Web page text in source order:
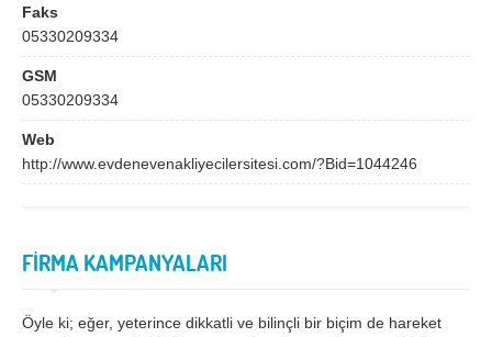
Denizli
Elazığ
Erzurum
Gaziantep Giresun
Hatay Iğdır
Faks
05330209334
GSM
05330209334
Web
http://www.evdenevenakliyecilersitesi.com/?Bid=1044246
FİRMA KAMPANYALARI
Öyle ki; eğer, yeterince dikkatli ve bilinçli bir biçim de hareket